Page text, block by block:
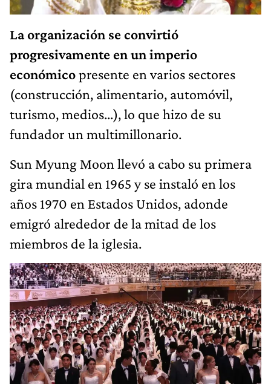
La organización se convirtió
progresivamente en un imperio
económicopresente en varios sectores
(construcción, alimentario, automóvil,
turismo, medios...), lo que hizo de su
fundador un multimillonario.
Sun Myung Moon llevó a cabo su primera
gira mundial en 1965 y se instaló en los
años 1970 en Estados Unidos, adonde
emigró alrededor de la mitad de los
miembros de la iglesia.